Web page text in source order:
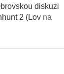
diskuzi
2 (Lov na